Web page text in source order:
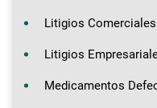
Litigios Comerciales
Litigios
Medicamentos